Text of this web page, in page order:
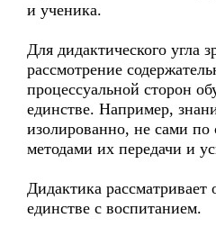
и ученика.
Для дидактического угла
рассмотрение
процессуальной сторон
единстве. Например,
изолированно, не сами по
методами их передачи и
Дидактика рассматривает
единстве с воспитанием.